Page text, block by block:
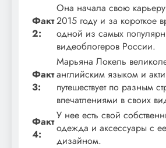
Факт
2:
Она начала свою карьеру
2015 году и за короткое
одной из самых
видеоблогеров России.
Факт
3:
Марьяна Локель
английским языком и
путешествует по разным
впечатлениями в своих
Факт
4:
У нее есть свой
одежда и аксессуары с
дизайном.